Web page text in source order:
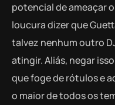
potencial de ameaçar
loucura dizer que
talvez nenhum outro
atingir. Aliás, negar
que foge de rótulos e
o maior de todos os